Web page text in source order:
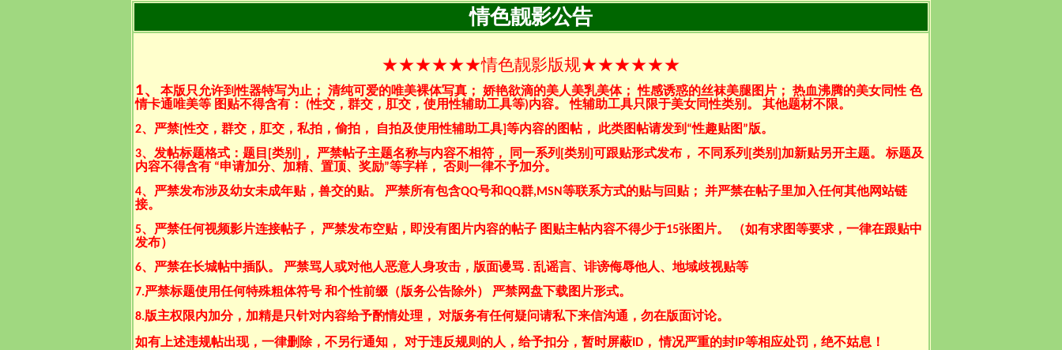
情色靓影公告
★★★★★★情色靓影版规★★★★★★
1、
本版只允许到性器特写为止； 清纯可爱的唯美裸体写真； 娇艳欲滴的美人美乳美体； 性感诱惑的丝袜美腿图片； 热血沸腾的美女同性 色
情卡通唯美等 图贴不得含有： (性交，群交，肛交，使用性辅助工具等) 内容。 性辅助工具只限于美女同性类别。 其他题材不限。
2、严禁[性交，群交，肛交，私拍，偷拍， 自拍及使用性辅助工具 等内容的图帖， 此类图帖请发到 “性趣贴图”版。
3、发帖标题格式：题目 类别 ， 严禁帖子主题名称与内容不相符， 同一系列 类别 可跟贴形式发布， 不同系列 类别 加新贴另开主题。 标题及
内容不得含有 “申请加分、加精、置顶、奖励”等字样， 否则一律不予加分。
4、严禁发布涉及幼女未成年贴，兽交的贴。 严禁所有包含QQ号和QQ群,MSN等联系方式的贴与回贴； 并严禁在帖子里加入任何其他网站链
接。
5、严禁任何视频影片连接帖子， 严禁发布空贴，即没有图片内容的帖子 图贴主帖内容不得少于15张图片。 （如有求图等要求，一律在跟贴中
发布）
6、严禁在长城帖中插队。 严禁骂人或对他人恶意人身攻击，版面谩骂 . 乱谣言、诽谤侮辱他人、地域歧视贴等
7.严禁标题使用任何特殊粗体符号 和个性前缀（版务公告除外） 严禁网盘下载图片形式。
8.版主权限内加分，加精是只针对内容给予酌情处理， 对版务有任何疑问请私下来信沟通，勿在版面讨论。
如有上述违规帖出现，一律删除，不另行通知， 对于违反规则的人，给予扣分，暂时屏蔽 ID ， 情况严重的封 IP等相应处罚，绝不姑息！